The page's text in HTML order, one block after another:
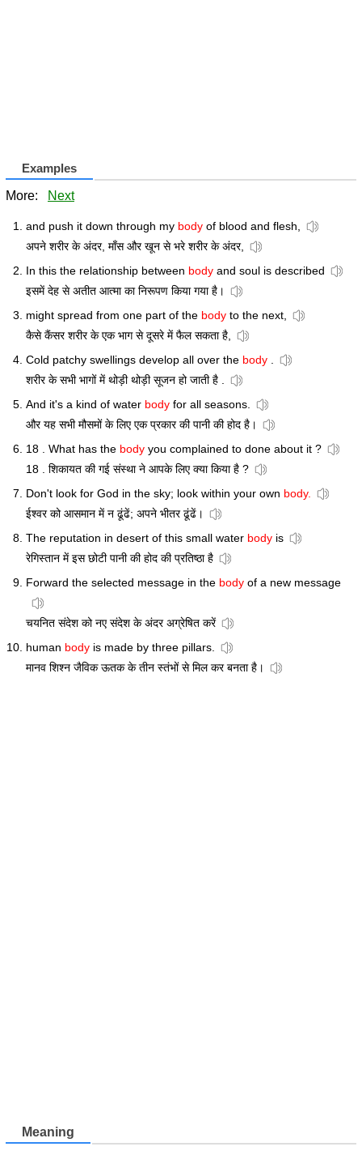
Examples
More: Next
and push it down through my body of blood and flesh,
अपने शरीर के अंदर, माँस और खून से भरे शरीर के अंदर,
In this the relationship between body and soul is described
इसमें देह से अतीत आत्मा का निरूपण किया गया है।
might spread from one part of the body to the next,
कैसे कैंसर शरीर के एक भाग से दूसरे में फैल सकता है,
Cold patchy swellings develop all over the body .
शरीर के सभी भागों में थोड़ी थोड़ी सूजन हो जाती है .
And it's a kind of water body for all seasons.
और यह सभी मौसमों के लिए एक प्रकार की पानी की होद है।
18 . What has the body you complained to done about it ?
18 . शिकायत की गई संस्था ने आपके लिए क्या किया है ?
Don't look for God in the sky; look within your own body.
ईश्वर को आसमान में न ढूंढें; अपने भीतर ढूंढें।
The reputation in desert of this small water body is
रेगिस्तान में इस छोटी पानी की होद की प्रतिष्ठा है
Forward the selected message in the body of a new message
चयनित संदेश को नए संदेश के अंदर अग्रेषित करें
human body is made by three pillars.
मानव शिश्न जैविक ऊतक के तीन स्तंभों से मिल कर बनता है।
Meaning